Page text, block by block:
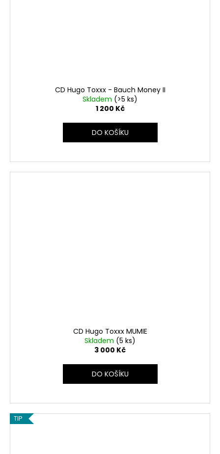
CD Hugo Toxxx - Bauch Money II
Skladem (>5 ks)
1 200 Kč
DO KOŠÍKU
CD Hugo Toxxx MUMIE
Skladem (5 ks)
3 000 Kč
DO KOŠÍKU
TIP